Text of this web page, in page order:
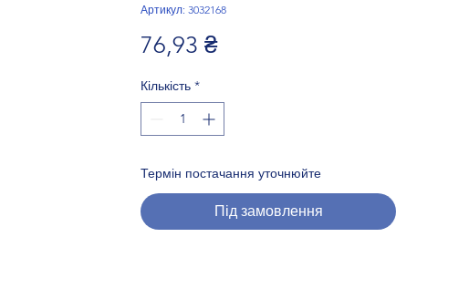
Артикул: 3032168
76,93 ₴Ціна
Кількість *
Термін постачання уточнюйте
Під замовлення